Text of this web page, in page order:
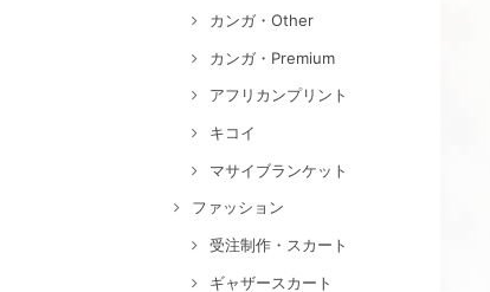
カンガ・Other
カンガ・Premium
アフリカンプリント
キコイ
マサイブランケット
ファッション
受注制作・スカート
ギャザースカート